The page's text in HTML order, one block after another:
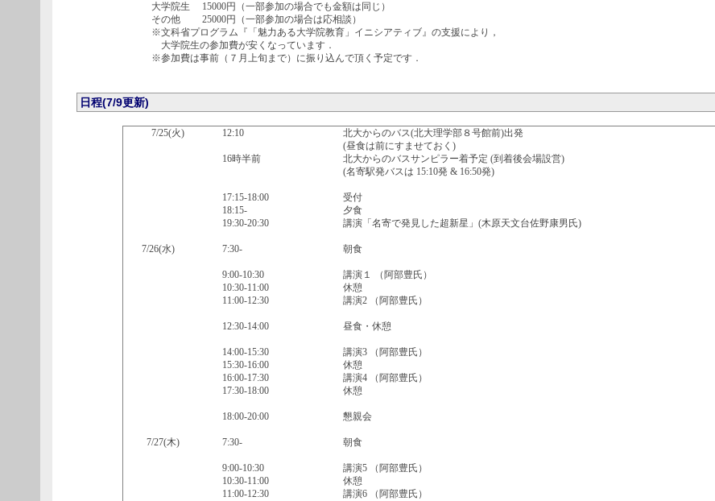
大学院生 15000円（一部参加の場合でも金額は同じ）
その他 25000円（一部参加の場合は応相談）
※文科省プログラム『「魅力ある大学院教育」イニシアティブ』の支援により，
大学院生の参加費が安くなっています．
※参加費は事前（７月上旬まで）に振り込んで頂く予定です．
日程(7/9更新)
7/25(火) 12:10
北大からのバス(北大理学部８号館前)出発
(昼食は前にすませておく)
16時半前
北大からのバスサンピラー着予定 (到着後会場設営)
(名寄駅発バスは 15:10発 & 16:50発)
17:15-18:00
受付
18:15-
夕食
19:30-20:30
講演「名寄で発見した超新星」(木原天文台佐野康男氏)
7/26(水) 7:30- 朝食
9:00-10:30
講演１ （阿部豊氏）
10:30-11:00
休憩
11:00-12:30
講演2 （阿部豊氏）
12:30-14:00 昼食・休憩
14:00-15:30
講演3 （阿部豊氏）
15:30-16:00
休憩
16:00-17:30
講演4 （阿部豊氏）
17:30-18:00
休憩
18:00-20:00 懇親会
7/27(木) 7:30- 朝食
9:00-10:30
講演5 （阿部豊氏）
10:30-11:00
休憩
11:00-12:30
講演6 （阿部豊氏）